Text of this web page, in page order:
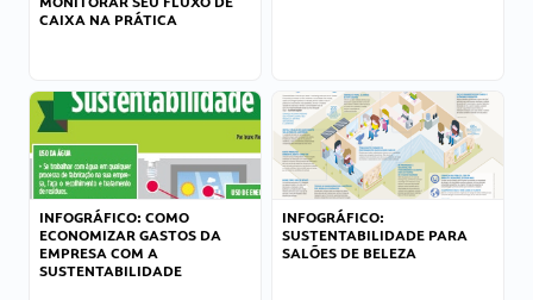
CAIXA NA PRÁTICA
INFOGRÁFICO: COMO
ECONOMIZAR GASTOS DA
EMPRESA COM A
SUSTENTABILIDADE
INFOGRÁFICO:
SUSTENTABILIDADE PARA
SALÕES DE BELEZA